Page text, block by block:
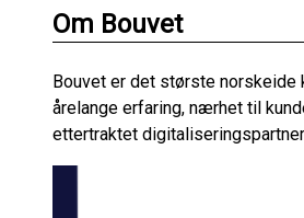
Om Bouvet
Bouvet er det største norskeide
årelange erfaring, nærhet til
ettertraktet